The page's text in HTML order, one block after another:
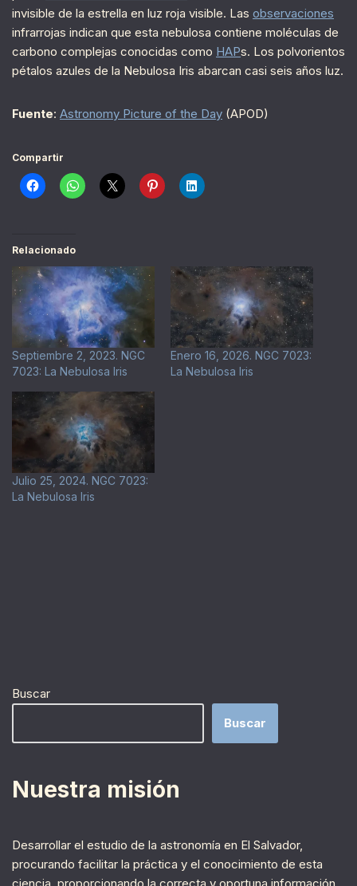
invisible de la estrella en luz roja visible. Las observaciones
infrarrojas indican que esta nebulosa contiene moléculas de
carbono complejas conocidas como HAPs. Los polvorientos
pétalos azules de la Nebulosa Iris abarcan casi seis años luz.
Fuente: Astronomy Picture of the Day (APOD)
Compartir
Relacionado
Septiembre 2, 2023. NGC
7023: La Nebulosa Iris
Enero 16, 2026. NGC 7023:
La Nebulosa Iris
Julio 25, 2024. NGC 7023:
La Nebulosa Iris
Buscar
Buscar
Nuestra misión
Desarrollar el estudio de la astronomía en El Salvador,
procurando facilitar la práctica y el conocimiento de esta